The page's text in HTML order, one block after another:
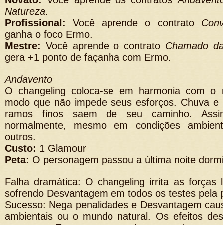
Natureza.
Profissional: Você aprende o contrato
ganha o foco Ermo.
Mestre: Você aprende o contrato Chamado
gera +1 ponto de façanha com Ermo.
Andavento
O changeling coloca-se em harmonia com o
modo que não impede seus esforços. Chuva
ramos finos saem de seu caminho.
normalmente, mesmo em condições
outros.
Custo: 1 Glamour
Peta: O personagem passou a última noite
Falha dramática: O changeling irrita as forças
sofrendo Desvantagem em todos os testes pela
Sucesso: Nega penalidades e Desvantagem
ambientais ou o mundo natural. Os efeitos